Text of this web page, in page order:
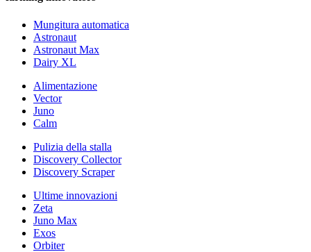
Mungitura automatica
Astronaut
Astronaut Max
Dairy XL
Alimentazione
Vector
Juno
Calm
Pulizia della stalla
Discovery Collector
Discovery Scraper
Ultime innovazioni
Zeta
Juno Max
Exos
Orbiter